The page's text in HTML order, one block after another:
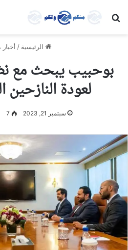
بحث عن
الرئيسية /
بوحبيب يبحث مع
لعودة النازحين
سبتمبر 21, 2023 7